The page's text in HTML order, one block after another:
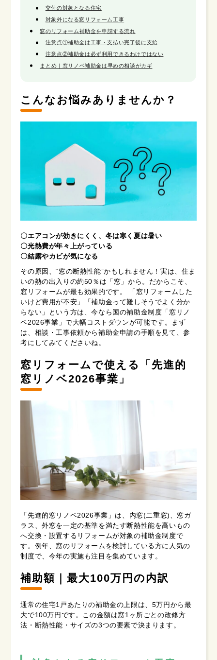
交付の対象となる住宅
対象外になる窓リフォーム工事
窓のリフォーム補助金を申請する流れ
注意点①補助金は工事・支払い完了後に支給
注意点②補助金は必ず利用できるわけではない
まとめ｜窓リノベ補助金は早めの相談がカギ
こんなお悩みありませんか？
〇エアコンが効きにくく、冬は寒く夏は暑い
〇光熱費が年々上がっている
〇結露やカビが気になる
その原因、“窓の断熱性能”かもしれません！実は、住ま
いの熱の出入りの約50％は「窓」から。だからこそ、
窓リフォームが最も効果的です。 「窓リフォームした
いけど費用が不安」「補助金って難しそうでよく分か
らない」という方は、今なら国の補助金制度「窓リノ
ベ2026事業」で大幅コストダウンが可能です。まず
は、相談・工事依頼から補助金申請の手順を見て、参
考にしてみてくださいね。
窓リフォームで使える「先進的
窓リノベ2026事業」
「先進的窓リノベ2026事業」は、内窓(二重窓)、窓ガ
ラス、外窓を一定の基準を満たす断熱性能を高いもの
へ交換・設置するリフォームが対象の補助金制度で
す。例年、窓のリフォームを検討している方に人気の
制度で、今年の実施も注目を集めています。
補助額｜最大100万円の内訳
通常の住宅1戸あたりの補助金の上限は、5万円から最
大で100万円です。この金額は窓1ヶ所ごとの改修方
法・断熱性能・サイズの3つの要素で決まります。